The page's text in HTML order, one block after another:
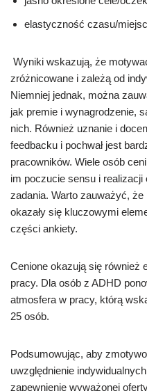
elastyczność czasu/
Wyniki wskazują, że
zróżnicowane i zależą od
Niemniej jednak, można
jak premie i wynagrodzenie,
nich. Również uznanie i
feedbacku i pochwał jest
pracowników. Wiele osób
im poczucie sensu i
zadania. Warto zauważyć,
okazały się kluczowymi
części ankiety.
Cenione okazują się również
pracy. Dla osób z ADHD
atmosfera w pracy, którą
25 osób.
Podsumowując, aby
uwzględnienie
zapewnienie wyważonej